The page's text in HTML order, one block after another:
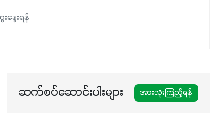
နွေးရန်
ဆက်စပ်ဆောင်းပါးများ အားလုံးကြည့်ရန်